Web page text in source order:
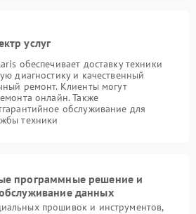
услуг
обеспечивает доставку техники
диагностику и качественный
ремонт. Клиенты могут
онлайн. Также
обслуживание для
техники
программные решение и
данных
прошивок и инструментов,